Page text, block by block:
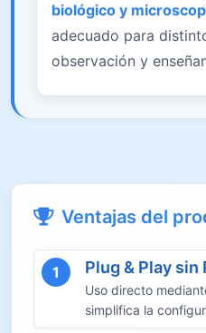
biológico y
adecuado para
observación y
Ventajas del
1 Plug & Play sin
Uso directo
simplifica la